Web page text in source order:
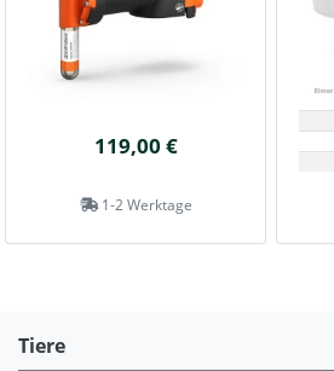
119,00 €
1-2 Werktage
Tiere